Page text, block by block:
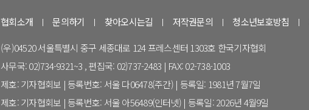
협회소개 문의하기 찾아오시는길 저작권문의 청소년보호방침
(우)04520 서울특별시 중구 세종대로 124 프레스센터 1303호 한국기자협회
사무국: 02)734-9321~3 , 편집국: 02)737-2483 | FAX: 02-738-1003
제호: 기자협회보 | 등록번호: 서울 다06478(주간) | 등록일: 1981년 7월7일
제호: 기자협회보 | 등록번호: 서울 아56489(인터넷) | 등록일: 2026년 4월9일